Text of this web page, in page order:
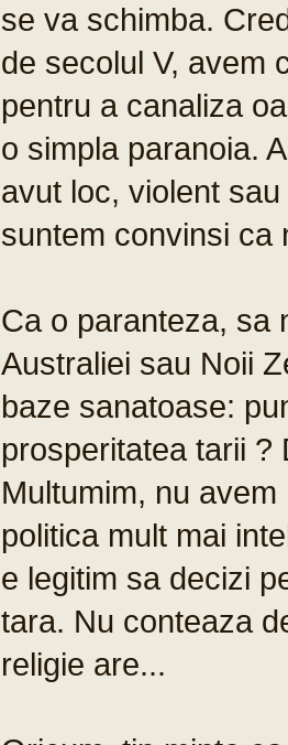
se va schimba.
de secolul V, avem
pentru a canaliza
o simpla paranoia.
avut loc, violent
suntem convinsi ca
Ca o paranteza, sa
Australiei sau Noii
baze sanatoase:
prosperitatea tarii ?
Multumim, nu
politica mult mai
e legitim sa decizi
tara. Nu conteaza
religie are...